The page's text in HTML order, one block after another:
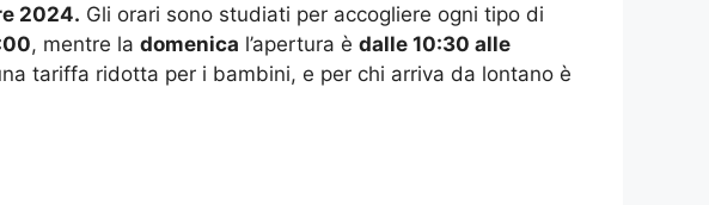
2024. Gli orari sono studiati per accogliere ogni tipo di
, mentre la domenica l’apertura è dalle 10:30 alle
tariffa ridotta per i bambini, e per chi arriva da lontano è